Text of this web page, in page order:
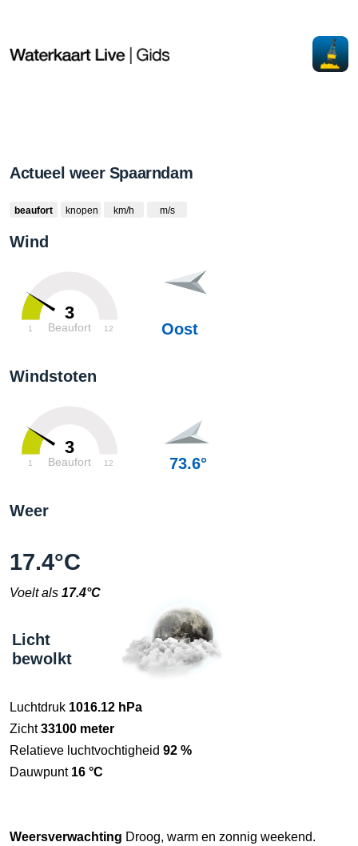
Actueel weer Spaarndam
beaufort knopen km/h m/s
Wind
3
Beaufort
1 12 Oost
Windstoten
3
Beaufort
1 12 73.6°
Weer
17.4°C
Voelt als 17.4°C
Licht
bewolkt
Luchtdruk 1016.12 hPa
Zicht33100 meter
Relatieve luchtvochtigheid 92 %
Dauwpunt 16 °C
Weersverwachting Droog, warm en zonnig weekend.